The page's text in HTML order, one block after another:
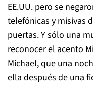
EE.UU. pero se
telefónicas y misivas
puertas. Y sólo una
reconocer el acento
Michael, que una
ella después de una